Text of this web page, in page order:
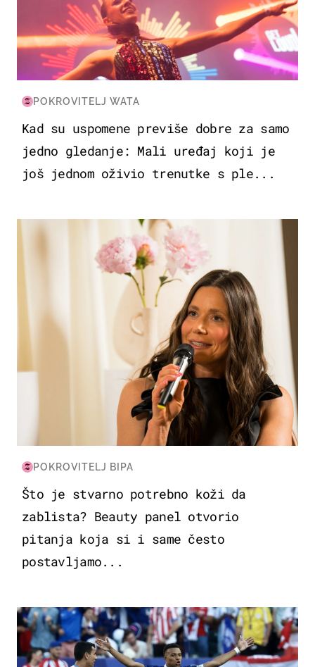
POKROVITELJ WATA
Kad su uspomene previše dobre za samo
jedno gledanje: Mali uređaj koji je
još jednom oživio trenutke s ple...
MODA & LJEPOTA
POKROVITELJ BIPA
Što je stvarno potrebno koži da
zablista? Beauty panel otvorio
pitanja koja si i same često
postavljamo...
SVJETSKO PRVENSTVO 2026